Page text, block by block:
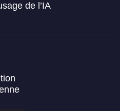
de l’IA